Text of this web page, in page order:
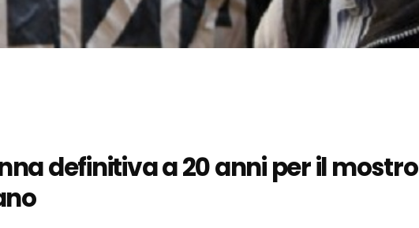
definitiva a 20 anni per il mostro